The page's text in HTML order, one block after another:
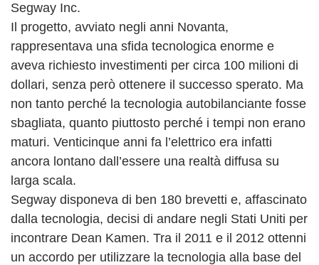
Segway Inc.
Il progetto, avviato negli anni Novanta,
rappresentava una sfida tecnologica enorme e
aveva richiesto investimenti per circa 100 milioni di
dollari, senza però ottenere il successo sperato. Ma
non tanto perché la tecnologia autobilanciante fosse
sbagliata, quanto piuttosto perché i tempi non erano
maturi. Venticinque anni fa l’elettrico era infatti
ancora lontano dall’essere una realtà diffusa su
larga scala.
Segway disponeva di ben 180 brevetti e, affascinato
dalla tecnologia, decisi di andare negli Stati Uniti per
incontrare Dean Kamen. Tra il 2011 e il 2012 ottenni
un accordo per utilizzare la tecnologia alla base del